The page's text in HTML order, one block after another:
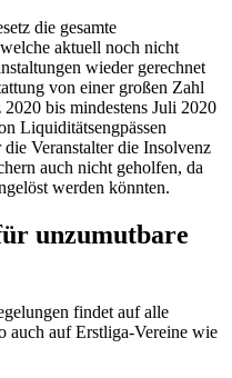
die gesamte
aktuell noch nicht
wieder gerechnet
von einer großen Zahl
bis mindestens Juli 2020
Liquiditätsengpässen
Veranstalter die Insolvenz
auch nicht geholfen, da
werden könnten.
unzumutbare
findet auf alle
auch auf Erstliga-Vereine wie